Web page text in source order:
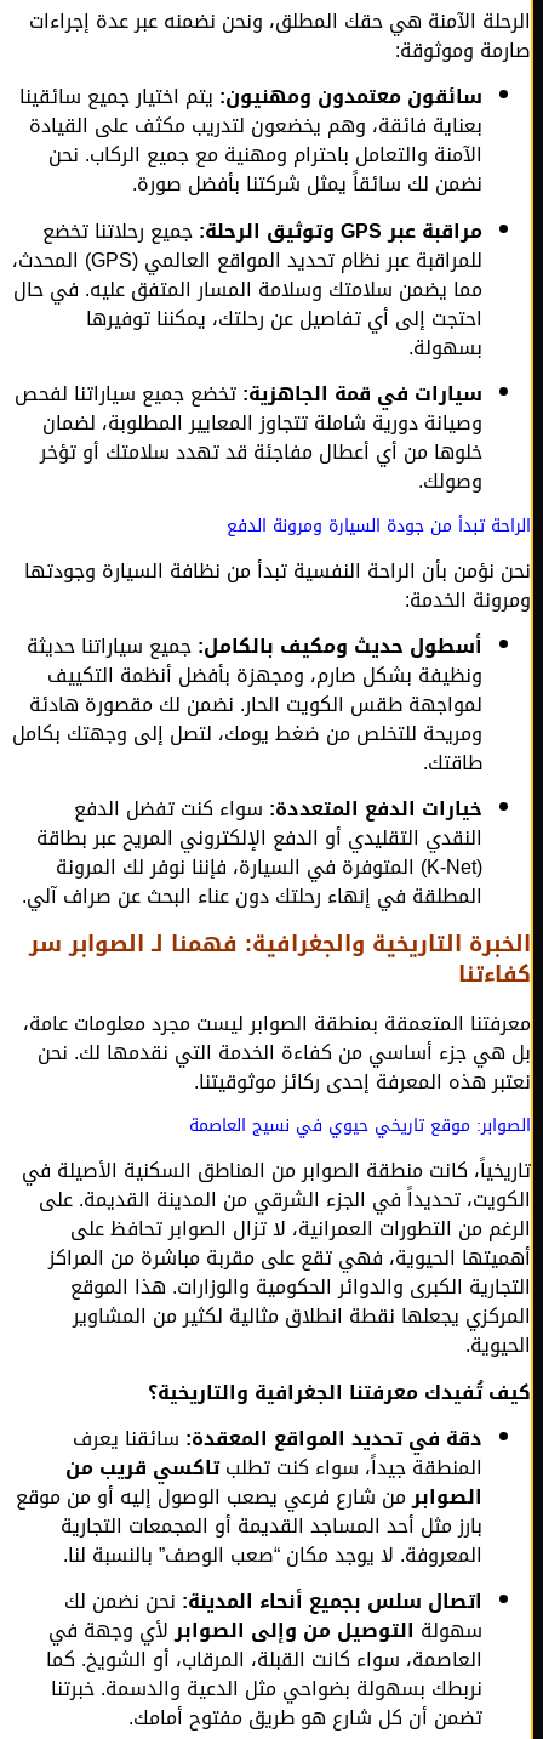
الآمنة هي حقك المطلق، ونحن نضمنه عبر عدة إجراءات
وموثوقة:
سائقون معتمدون ومهنيون:يتم اختيار جميع سائقينا
بعناية فائقة، وهم يخضعون لتدريب مكثف على القيادة
الآمنة والتعامل باحترام ومهنية مع جميع الركاب. نحن
نضمن لك سائقاً يمثل شركتنا بأفضل صورة.
مراقبة عبر GPS وتوثيق الرحلة:
جميع رحلاتنا تخضع
للمراقبة عبر نظام تحديد المواقع العالمي (GPS) المحدث،
مما يضمن سلامتك وسلامة المسار المتفق عليه. في حال
احتجت إلى أي تفاصيل عن رحلتك، يمكننا توفيرها
بسهولة.
سيارات في قمة الجاهزية:تخضع جميع سياراتنا لفحص
وصيانة دورية شاملة تتجاوز المعايير المطلوبة، لضمان
خلوها من أي أعطال مفاجئة قد تهدد سلامتك أو تؤخر
وصولك.
تبدأ من جودة السيارة ومرونة الدفع
نؤمن بأن الراحة النفسية تبدأ من نظافة السيارة وجودتها
الخدمة:
أسطول حديث ومكيف بالكامل:جميع سياراتنا حديثة
ونظيفة بشكل صارم، ومجهزة بأفضل أنظمة التكييف
لمواجهة طقس الكويت الحار. نضمن لك مقصورة هادئة
ومريحة للتخلص من ضغط يومك، لتصل إلى وجهتك بكامل
طاقتك.
خيارات الدفع المتعددة:سواء كنت تفضل الدفع
النقدي التقليدي أو الدفع الإلكتروني المريح عبر بطاقة
(K-Net) المتوفرة في السيارة، فإننا نوفر لك المرونة
المطلقة في إنهاء رحلتك دون عناء البحث عن صراف آلي.
التاريخية والجغرافية: فهمنا لـ الصوابر سر
المتعمقة بمنطقة الصوابر ليست مجرد معلومات عامة،
جزء أساسي من كفاءة الخدمة التي نقدمها لك. نحن
هذه المعرفة إحدى ركائز موثوقيتنا.
موقع تاريخي حيوي في نسيج العاصمة
كانت منطقة الصوابر من المناطق السكنية الأصيلة في
تحديداً في الجزء الشرقي من المدينة القديمة. على
من التطورات العمرانية، لا تزال الصوابر تحافظ على
الحيوية، فهي تقع على مقربة مباشرة من المراكز
الكبرى والدوائر الحكومية والوزارات. هذا الموقع
يجعلها نقطة انطلاق مثالية لكثير من المشاوير
تُفيدك معرفتنا الجغرافية والتاريخية؟
دقة في تحديد المواقع المعقدة:سائقنا يعرف
المنطقة جيداً، سواء كنت تطلبتاكسي قريب من
الصوابرمن شارع فرعي يصعب الوصول إليه أو من موقع
بارز مثل أحد المساجد القديمة أو المجمعات التجارية
المعروفة. لا يوجد مكان “صعب الوصف” بالنسبة لنا.
اتصال سلس بجميع أنحاء المدينة:نحن نضمن لك
سهولةالتوصيل من وإلى الصوابرلأي وجهة في
العاصمة، سواء كانت القبلة، المرقاب، أو الشويخ. كما
نربطك بسهولة بضواحي مثل الدعية والدسمة. خبرتنا
تضمن أن كل شارع هو طريق مفتوح أمامك.